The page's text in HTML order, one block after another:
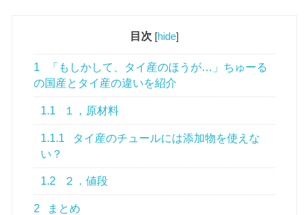
目次 [hide]
1
「もしかして、タイ産のほうが…」ちゅーる
の国産とタイ産の違いを紹介
1.1 １，原材料
1.1.1
タイ産のチュールには添加物を使えな
い？
1.2 ２．値段
2 まとめ